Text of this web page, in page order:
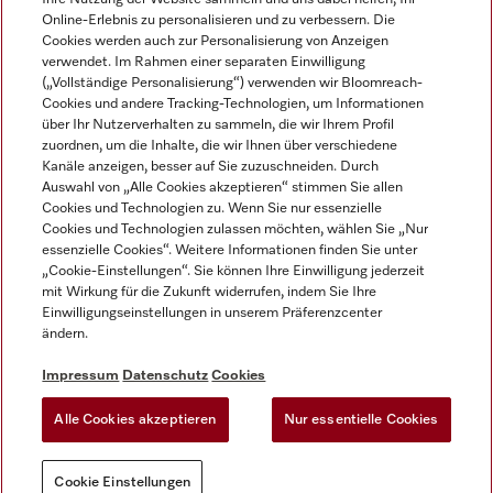
Impressum
AGB
Datenschutz
Nutzungsbedigungen
EU-Gesetzen über digitale Dienste
Miele auf Instagram
Miele auf Facebook
Miele auf Youtube
Online-Erlebnis zu personalisieren und zu verbessern. Die
Cookies werden auch zur Personalisierung von Anzeigen
verwendet. Im Rahmen einer separaten Einwilligung
(„Vollständige Personalisierung“) verwenden wir Bloomreach-
Cookies und andere Tracking-Technologien, um Informationen
über Ihr Nutzerverhalten zu sammeln, die wir Ihrem Profil
zuordnen, um die Inhalte, die wir Ihnen über verschiedene
Kanäle anzeigen, besser auf Sie zuzuschneiden. Durch
Auswahl von „Alle Cookies akzeptieren“ stimmen Sie allen
Cookies und Technologien zu. Wenn Sie nur essenzielle
Cookies und Technologien zulassen möchten, wählen Sie „Nur
essenzielle Cookies“. Weitere Informationen finden Sie unter
„Cookie-Einstellungen“. Sie können Ihre Einwilligung jederzeit
mit Wirkung für die Zukunft widerrufen, indem Sie Ihre
Einwilligungseinstellungen in unserem Präferenzcenter
ändern.
Impressum Datenschutz Cookies
Alle Cookies akzeptieren Nur essentielle Cookies
Cookie Einstellungen